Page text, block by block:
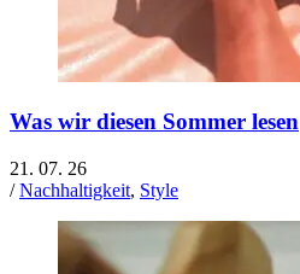
Was wir diesen Sommer lesen
21. 07. 26
/Nachhaltigkeit, Style